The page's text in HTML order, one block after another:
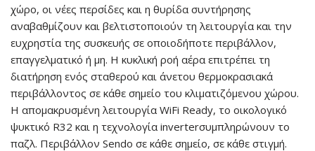
χώρο, οι νέες περσίδες και η θυρίδα συντήρησης
αναβαθμίζουν και βελτιστοποιούν τη λειτουργία και την
ευχρηστία της συσκευής σε οποιοδήποτε περιβάλλον,
επαγγελματικό ή μη. Η κυκλική ροή αέρα επιτρέπει τη
διατήρηση ενός σταθερού και άνετου θερμοκρασιακά
περιβάλλοντος σε κάθε σημείο του κλιματιζόμενου χώρου.
Η απομακρυσμένη λειτουργία WiFi Ready, το οικολογικό
ψυκτικό R32 και η τεχνολογία inverterσυμπληρώνουν το
παζλ. Περιβάλλον Sendo σε κάθε σημείο, σε κάθε στιγμή.